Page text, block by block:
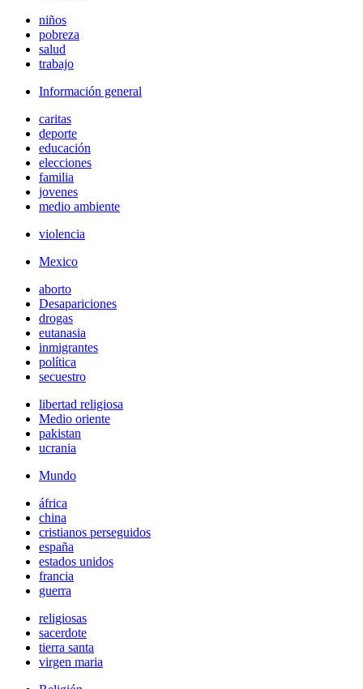
niños
pobreza
salud
trabajo
Información general
caritas
deporte
educación
elecciones
familia
jovenes
medio ambiente
violencia
Mexico
aborto
Desapariciones
drogas
eutanasia
inmigrantes
política
secuestro
libertad religiosa
Medio oriente
pakistan
ucrania
Mundo
áfrica
china
cristianos perseguidos
españa
estados unidos
francia
guerra
religiosas
sacerdote
tierra santa
virgen maria